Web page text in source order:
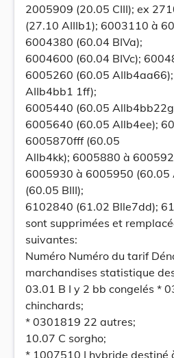
2005909 (20.05 CIII); ex
(27.10 AIIIb1); 6003110 à
6004380 (60.04 BIVa);
6004600 (60.04 BIVc);
6005260 (60.05
AIIb4bb1 1ff);
6005440 (60.05
6005640 (60.05 Allb4ee);
6005870fff (60.05
Allb4kk); 6005880 à
6005930 à 6005950 (60.05
(60.05 BIII);
6102840 (61.02 Blle7dd);
sont supprimées et
suivantes:
Numéro Numéro du tarif
marchandises statistique
03.01 B I y 2 bb congelés *
chinchards;
* 0301819 22 autres;
10.07 C sorgho;
* 1007510 I hybride destiné